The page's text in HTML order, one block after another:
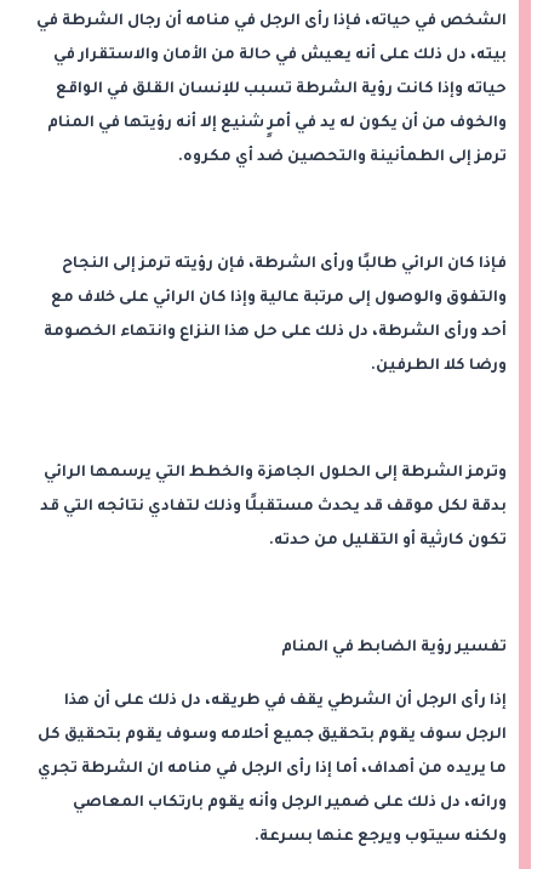
الشخص في حياته، فإذا رأى الرجل في منامه أن رجال الشرطة في
بيته، دل ذلك على أنه يعيش في حالة من الأمان والاستقرار في
حياته وإذا كانت رؤية الشرطة تسبب للإنسان القلق في الواقع
والخوف من أن يكون له يد في أمرٍ شنيع إلا أنه رؤيتها في المنام
ترمز إلى الطمأنينة والتحصين ضد أي مكروه.
فإذا كان الرائي طالبًا ورأى الشرطة، فإن رؤيته ترمز إلى النجاح
والتفوق والوصول إلى مرتبة عالية وإذا كان الرائي على خلاف مع
أحد ورأى الشرطة، دل ذلك على حل هذا النزاع وانتهاء الخصومة
ورضا كلا الطرفين.
وترمز الشرطة إلى الحلول الجاهزة والخطط التي يرسمها الرائي
بدقة لكل موقف قد يحدث مستقبلًا وذلك لتفادي نتائجه التي قد
تكون كارثية أو التقليل من حدته.
تفسير رؤية الضابط في المنام
إذا رأى الرجل أن الشرطي يقف في طريقه، دل ذلك على أن هذا
الرجل سوف يقوم بتحقيق جميع أحلامه وسوف يقوم بتحقيق كل
ما يريده من أهداف، أما إذا رأى الرجل في منامه ان الشرطة تجري
ورائه، دل ذلك على ضمير الرجل وأنه يقوم بارتكاب المعاصي
ولكنه سيتوب ويرجع عنها بسرعة.